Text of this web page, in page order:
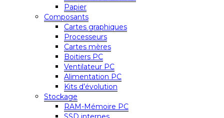
Papier
Composants
Cartes graphiques
Processeurs
Cartes mères
Boitiers PC
Ventilateur PC
Alimentation PC
Kits d’évolution
Stockage
RAM-Mémoire PC